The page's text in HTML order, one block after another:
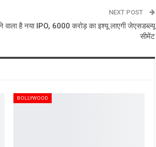
NEXT POST
वाला है नया IPO, 6000 करोड़ का इश्यू लाएगी जेएसडब्ल्यू
सीमेंट
BOLLYWOOD